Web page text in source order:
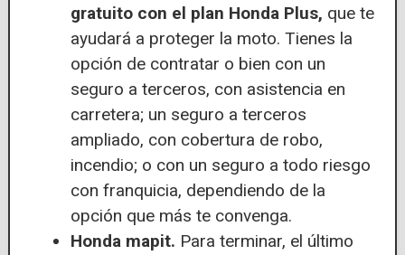
gratuito con el plan Honda Plus, que te
ayudará a proteger la moto. Tienes la
opción de contratar o bien con un
seguro a terceros, con asistencia en
carretera; un seguro a terceros
ampliado, con cobertura de robo,
incendio; o con un seguro a todo riesgo
con franquicia, dependiendo de la
opción que más te convenga.
Honda mapit. Para terminar, el último